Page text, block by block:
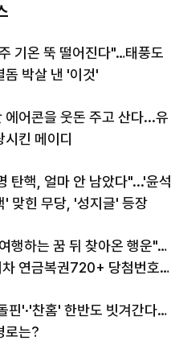
기온 뚝 떨어진다"…태풍도
돔 박살 낸 '이것'
에어콘을 웃돈 주고 산다...유
시킨 메이디
탄핵, 얼마 안 남았다"...'윤석
' 맞힌 무당, '성지글' 등장
행하는 꿈 뒤 찾아온 행운"…
연금복권720+ 당첨번호조
핀'·'찬홈' 한반도 빗겨간다…
로는?